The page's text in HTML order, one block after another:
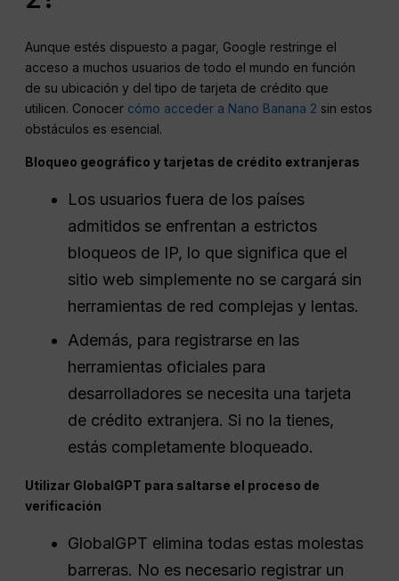
Aunque estés dispuesto a pagar, Google restringe el
acceso a muchos usuarios de todo el mundo en función
de su ubicación y del tipo de tarjeta de crédito que
utilicen. Conocer cómo acceder a Nano Banana 2 sin estos
obstáculos es esencial.
Bloqueo geográfico y tarjetas de crédito extranjeras
Los usuarios fuera de los países
admitidos se enfrentan a estrictos
bloqueos de IP, lo que significa que el
sitio web simplemente no se cargará sin
herramientas de red complejas y lentas.
Además, para registrarse en las
herramientas oficiales para
desarrolladores se necesita una tarjeta
de crédito extranjera. Si no la tienes,
estás completamente bloqueado.
Utilizar GlobalGPT para saltarse el proceso de
verificación
GlobalGPT elimina todas estas molestas
barreras. No es necesario registrar un